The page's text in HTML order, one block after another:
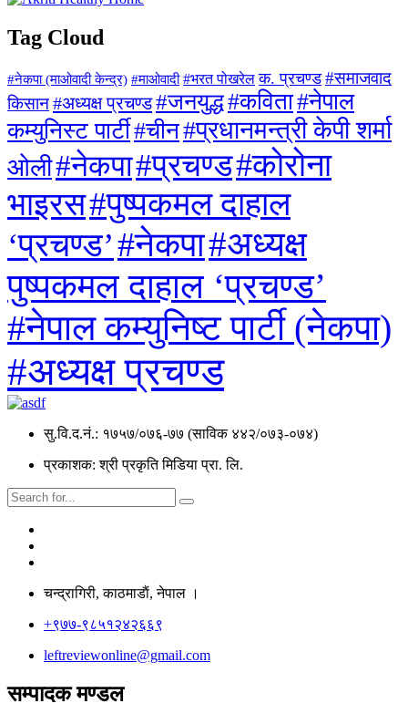
Tag Cloud
#नेकपा (माओवादी केन्द्र) #माओवादी #भरत पोखरेल क. प्रचण्ड #समाजवाद
किसान#अध्यक्ष प्रचण्ड#जनयुद्ध#कविता#नेपाल
कम्युनिस्ट पार्टी#चीन#प्रधानमन्त्री केपी शर्मा
ओली#नेकपा#प्रचण्ड#कोरोना
भाइरस#पुष्पकमल दाहाल
‘प्रचण्ड’#नेकपा#अध्यक्ष
पुष्पकमल दाहाल ‘प्रचण्ड’
#नेपाल कम्युनिष्ट पार्टी (नेकपा)
#अध्यक्ष प्रचण्ड
सु.वि.द.नं.: १७५७/०७६-७७ (साविक ४४२/०७३-०७४)
प्रकाशक: श्री प्रकृति मिडिया प्रा. लि.
चन्द्रागिरी, काठमाडाैं, नेपाल ।
+९७७-९८५१२४२६६९
leftreviewonline@gmail.com
सम्पादक मण्डल